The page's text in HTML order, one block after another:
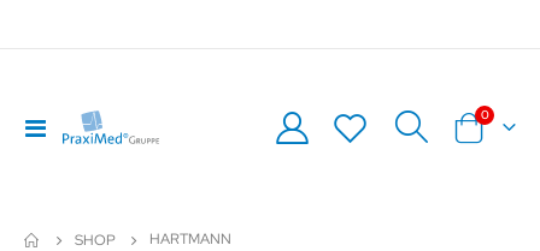
Navigation
umschalten
Warenkorb
0Artikel
SHOP HARTMANN